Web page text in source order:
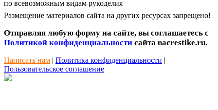
по всевозможным видам рукоделия
Размещение материалов сайта на других ресурсах запрещено!
Отправляя любую форму на сайте, вы соглашаетесь с
Политикой конфиденциальности сайта nacrestike.ru.
Написать нам | Политика конфиденциальности |
Пользовательское соглашение